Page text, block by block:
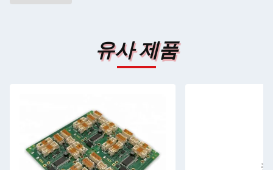
유사 제품